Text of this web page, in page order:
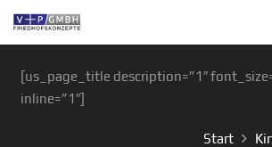
[us_page_title description=”1″
inline=”1″]
Start